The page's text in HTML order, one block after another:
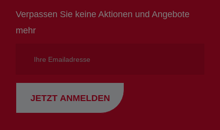
Verpassen Sie keine Aktionen und Angebote
mehr
Emailadresse
JETZT ANMELDEN